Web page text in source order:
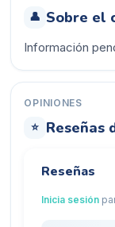
👤 Sobre el
Información
OPINIONES
⭐ Reseñas
Reseñas
Inicia sesión